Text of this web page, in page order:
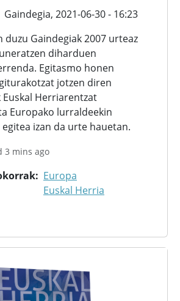
Gaindegia, 2021-06-30 - 16:23
duzu Gaindegiak 2007 urteaz
diharduen
Egitasmo honen
jotzen diren
Euskal Herriarentzat
Europako lurraldeekin
izan da urte hauetan.
3 mins ago
Europa
Euskal Herria